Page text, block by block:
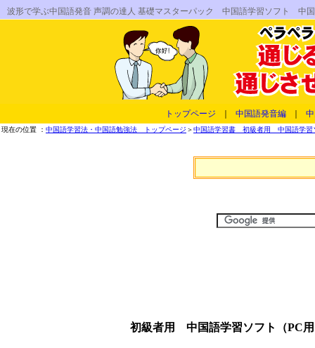
波形で学ぶ中国語発音 声調の達人 基礎マスターパック 中国語学習ソフト
トップページ 中国語発音編
現在の位置 ： 中国語学習法・中国語勉強法 トップページ ＞中国語学習書 初級者用 中国語学習
初級者用 中国語学習ソフト（PC